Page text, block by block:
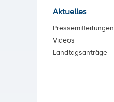
Aktuelles
Pressemitteilungen
Videos
Landtagsanträge